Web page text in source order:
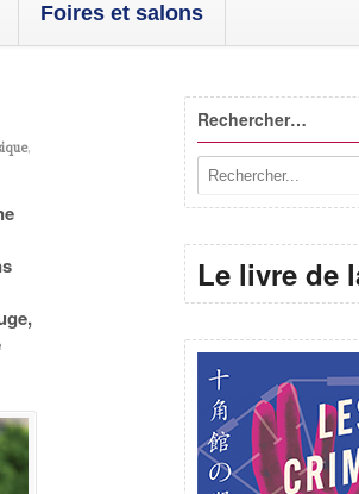
Foires et salons
,
Rechercher…
Le livre de